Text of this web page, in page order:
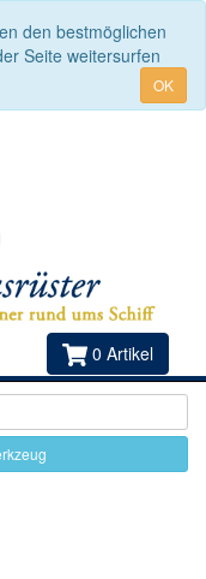
den bestmöglichen
Seite weitersurfen
OK
0 Artikel